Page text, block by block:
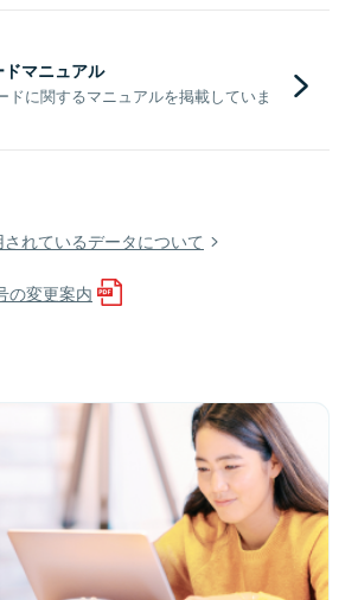
マニュアル
ドに関するマニュアルを掲載していま
れているデータについて
の変更案内